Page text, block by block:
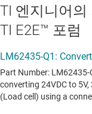
TI 엔지니어
TI E2E™ 포럼